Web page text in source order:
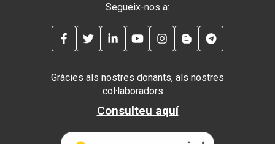
Segueix-nos a:
FACEBOOKTWITTERLINKEDINYOUTUBEINSTAGRAM
BLOG
Gràcies als nostres donants, als nostres
col·laboradors
Consulteu aquí